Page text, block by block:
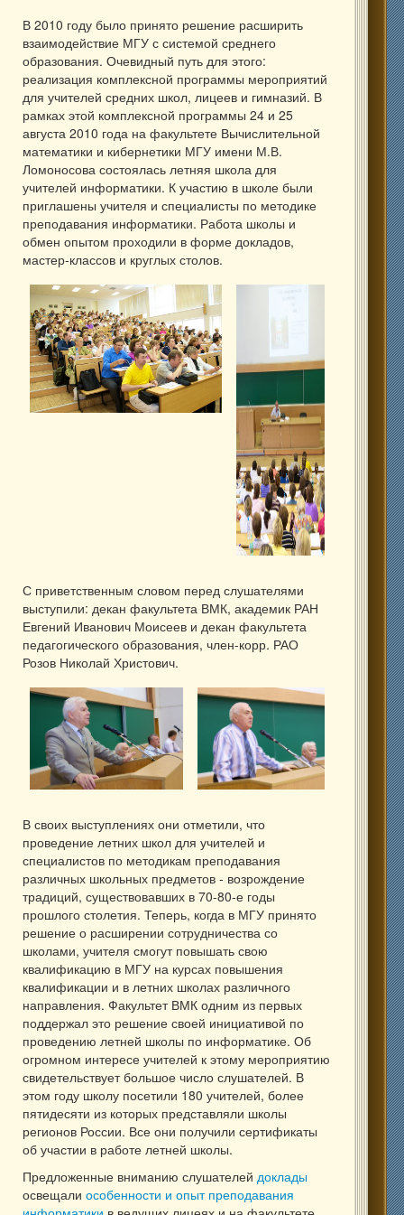
В 2010 году было принято решение расширить
взаимодействие МГУ с системой среднего
образования. Очевидный путь для этого:
реализация комплексной программы мероприятий
для учителей средних школ, лицеев и гимназий. В
рамках этой комплексной программы 24 и 25
августа 2010 года на факультете Вычислительной
математики и кибернетики МГУ имени М.В.
Ломоносова состоялась летняя школа для
учителей информатики. К участию в школе были
приглашены учителя и специалисты по методике
преподавания информатики. Работа школы и
обмен опытом проходили в форме докладов,
мастер-классов и круглых столов.
С приветственным словом перед слушателями
выступили: декан факультета ВМК, академик РАН
Евгений Иванович Моисеев и декан факультета
педагогического образования, член-корр. РАО
Розов Николай Христович.
В своих выступлениях они отметили, что
проведение летних школ для учителей и
специалистов по методикам преподавания
различных школьных предметов - возрождение
традиций, существовавших в 70-80-е годы
прошлого столетия. Теперь, когда в МГУ принято
решение о расширении сотрудничества со
школами, учителя смогут повышать свою
квалификацию в МГУ на курсах повышения
квалификации и в летних школах различного
направления. Факультет ВМК одним из первых
поддержал это решение своей инициативой по
проведению летней школы по информатике. Об
огромном интересе учителей к этому мероприятию
свидетельствует большое число слушателей. В
этом году школу посетили 180 учителей, более
пятидесяти из которых представляли школы
регионов России. Все они получили сертификаты
об участии в работе летней школы.
Предложенные вниманию слушателей доклады
освещали особенности и опыт преподавания